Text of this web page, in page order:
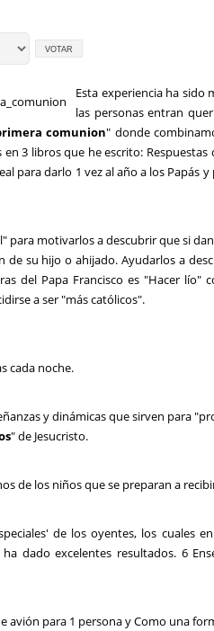
Esta experiencia ha sido
las personas entran
comunion" donde
3 libros que he escrito:
para darlo 1 vez al año a los
para motivarlos a descubrir que si
de su hijo o ahijado. Ayudarlos a
del Papa Francisco es "Hacer
a ser "más católicos".
cada noche.
zas y dinámicas que sirven para
" de Jesucristo.
de los niños que se preparan a
de los oyentes, los cuales
dado excelentes resultados. 6
avión para 1 persona y Como una